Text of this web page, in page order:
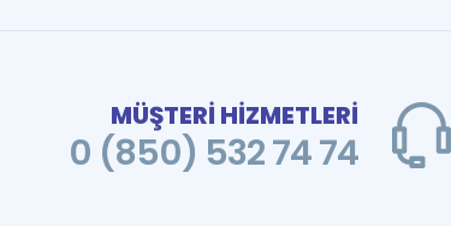
MÜŞTERİ HİZMETLERİ
0 (850) 532 74 74